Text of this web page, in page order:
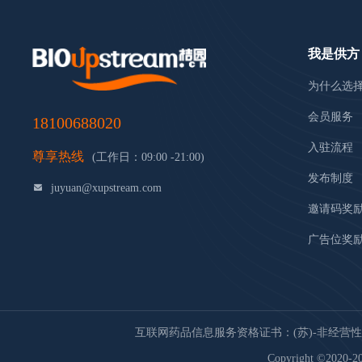
18100688020
尊享热线 (工作日：09:00 -21:00)
juyuan@xupstream.com
我是供方
为什么选
会员服务
入驻流程
发布制度
邀请码奖
广告位奖
互联网药品信息服务资格证书：(苏)-非经营性
Copyright ©2020-